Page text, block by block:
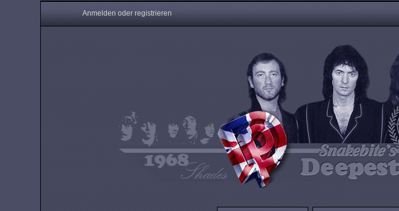
Anmelden oder registrieren